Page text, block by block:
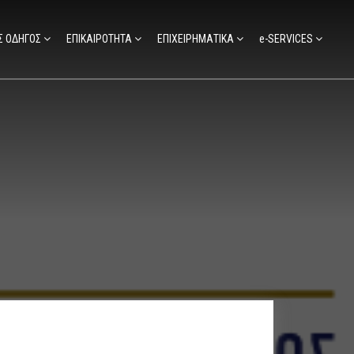
ΟΔΗΓΟΣ ΕΠΙΚΑΙΡΟΤΗΤΑ ΕΠΙΧΕΙΡΗΜΑΤΙΚΑ e-SERVICES